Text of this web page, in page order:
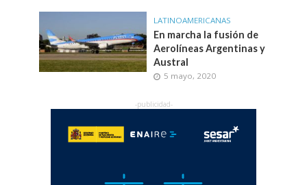
LATINOAMERICANAS
En marcha la fusión de
Aerolíneas Argentinas y
Austral
5 mayo, 2020